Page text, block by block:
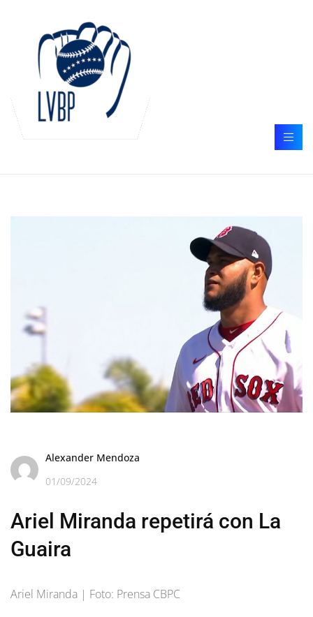
Alexander Mendoza
01/09/2024
Ariel Miranda repetirá con La
Guaira
Ariel Miranda | Foto: Prensa CBPC